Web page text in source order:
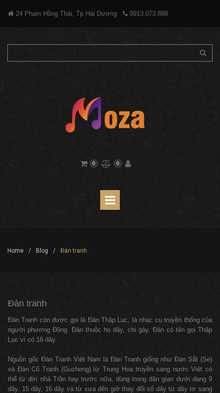
 24 Phạm Hồng Thái, Tp Hải Dương  0913.073.888
0 0
Home / Blog / Đàn tranh
Đàn tranh
Đàn Tranh còn được gọi là Đàn Thập Lục, là nhạc cụ truyền thống của
người phương Đông. Đàn thuộc họ dây, chi gảy. Đàn có tên gọi Thập
Lục vì có 16 dây.
Nguồn gốc Đàn Tranh Việt Nam là Đàn Tranh giống như Đàn Sắt (Se)
và Đàn Cổ Tranh (Guzheng) từ Trung Hoa truyền sang nước Việt có
thể từ đời nhà Trần hay trước nữa, dùng trong dân gian dưới dạng 9
dây, 15 dây, 16 dây và từ xưa đến giờ thay đổi số dây từ dây tơ sang